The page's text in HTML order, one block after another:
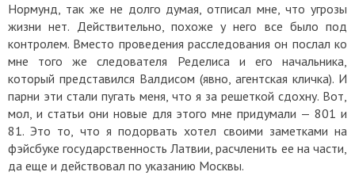
Нормунд, так же не долго думая, отписал мне, что угрозы
жизни нет. Действительно, похоже у него все было под
контролем. Вместо проведения расследования он послал ко
мне того же следователя Ределиса и его начальника,
который представился Валдисом (явно, агентская кличка). И
парни эти стали пугать меня, что я за решеткой сдохну. Вот,
мол, и статьи они новые для этого мне придумали — 801 и
81. Это то, что я подорвать хотел своими заметками на
фэйсбуке государственность Латвии, расчленить ее на части,
да еще и действовал по указанию Москвы.